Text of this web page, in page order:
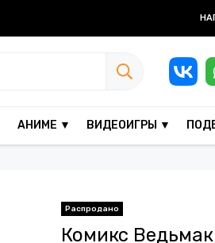
АНИМЕ ▼ ВИДЕОИГРЫ ▼
Комикс